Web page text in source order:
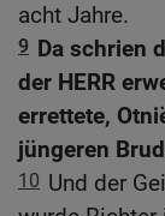
acht Jahre.
9 Da schrien
der HERR
errettete,
jüngeren
10 Und der